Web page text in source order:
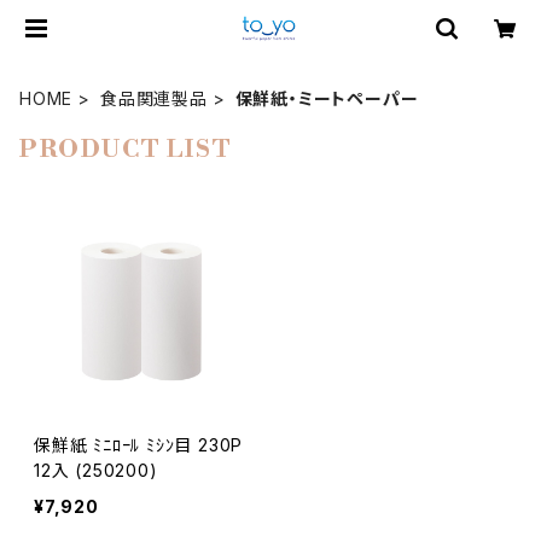
HOME 食品関連製品 保鮮紙・ミートペーパー
PRODUCT LIST
保鮮紙 ﾐﾆﾛｰﾙ ﾐｼﾝ目 230P
12入 (250200)
¥7,920